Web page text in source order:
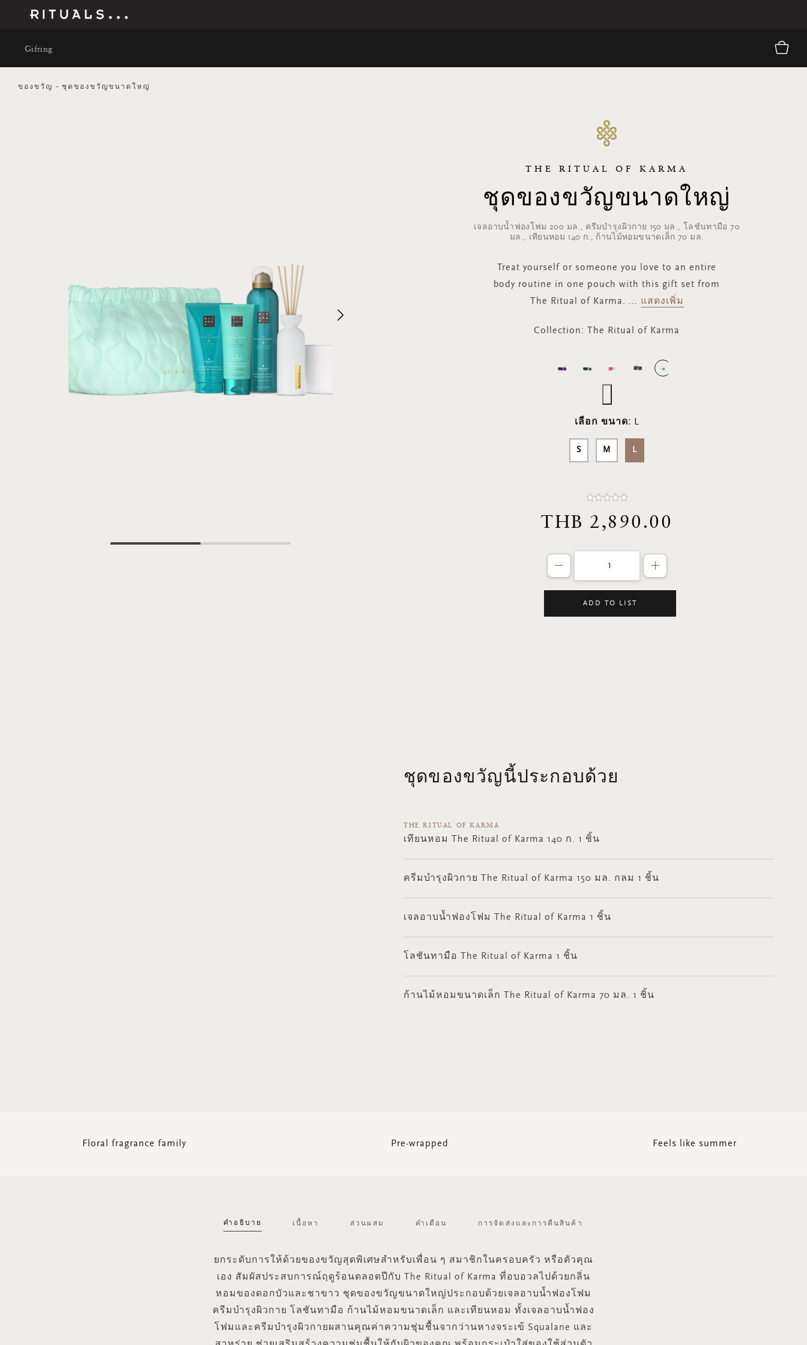
Gifting
ของขวัญ ชุดของขวัญขนาดใหญ่
THE RITUAL OF KARMA
ชุดของขวัญขนาดใหญ่
เจลอาบน้ำฟองโฟม 200 มล., ครีมบำรุงผิวกาย 150 มล., โลชันทามือ 70
มล., เทียนหอม 140 ก., ก้านไม้หอมขนาดเล็ก 70 มล.
Treat yourself or someone you love to an entire
body routine in one pouch with this gift set from
The Ritual of Karma. ... แสดงเพิ่ม
Collection: The Ritual of Karma
เลือก ขนาด: L
S M L
THB 2,890.00
ลดจำนวนสินค้าลงหนึ่งรายการเพิ่มจำนวนสินค้าขึ้นหนึ่งรายกา
ADD TO LIST
ชุดของขวัญนี้ประกอบด้วย
THE RITUAL OF KARMA
เทียนหอม The Ritual of Karma 140 ก. 1 ชิ้น
ครีมบำรุงผิวกาย The Ritual of Karma 150 มล. กลม 1 ชิ้น
เจลอาบน้ำฟองโฟม The Ritual of Karma 1 ชิ้น
โลชันทามือ The Ritual of Karma 1 ชิ้น
ก้านไม้หอมขนาดเล็ก The Ritual of Karma 70 มล. 1 ชิ้น
Floral fragrance family Pre-wrapped Feels like summer
คำอธิบาย เนื้อหา ส่วนผสม คำเตือน การจัดส่งและการคืนสินค้า
ยกระดับการให้ด้วยของขวัญสุดพิเศษสำหรับเพื่อน ๆ สมาชิกในครอบครัว หรือตัวคุณ
เอง สัมผัสประสบการณ์ฤดูร้อนตลอดปีกับ The Ritual of Karma ที่อบอวลไปด้วยกลิ่น
หอมของดอกบัวและชาขาว ชุดของขวัญขนาดใหญ่ประกอบด้วยเจลอาบน้ำฟองโฟม
ครีมบำรุงผิวกาย โลชันทามือ ก้านไม้หอมขนาดเล็ก และเทียนหอม ทั้งเจลอาบน้ำฟอง
โฟมและครีมบำรุงผิวกายผสานคุณค่าความชุ่มชื้นจากว่านหางจระเข้ Squalane และ